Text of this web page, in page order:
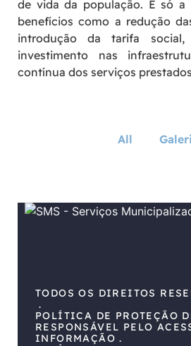
de vida da população. E só a
benefícios como a redução
introdução da tarifa
investimento nas
contínua dos serviços
All
TODOS OS DIREITOS
POLÍTICA DE PROTEÇÃO
RESPONSÁVEL PELO
INFORMAÇÃO